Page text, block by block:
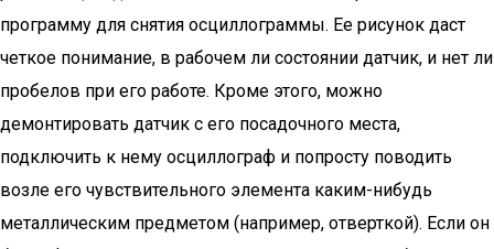
программу для снятия осциллограммы. Ее рисунок даст
четкое понимание, в рабочем ли состоянии датчик, и нет ли
пробелов при его работе. Кроме этого, можно
демонтировать датчик с его посадочного места,
подключить к нему осциллограф и попросту поводить
возле его чувствительного элемента каким-нибудь
металлическим предметом (например, отверткой). Если он